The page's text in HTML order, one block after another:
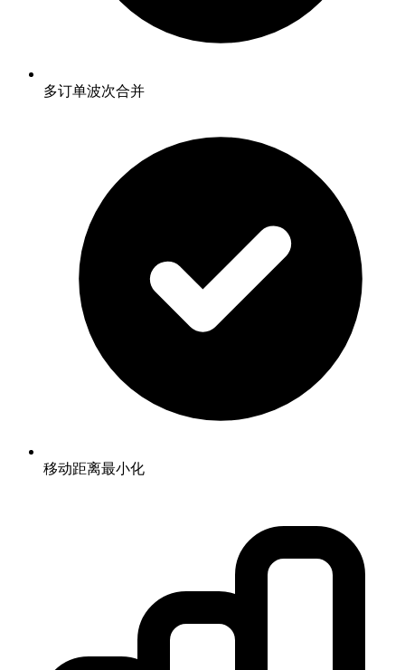
多订单波次合并
移动距离最小化